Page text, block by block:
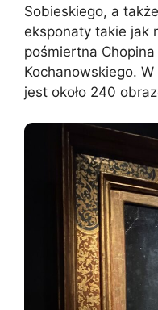
Sobieskiego, a
eksponaty takie jak
pośmiertna Chopina
Kochanowskiego.
jest około 240